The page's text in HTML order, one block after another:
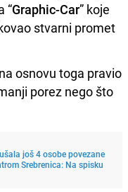
“Graphic-Car” koje
stvarni promet
osnovu toga pravio
porez nego što
još 4 osobe povezane
Srebrenica: Na spisku